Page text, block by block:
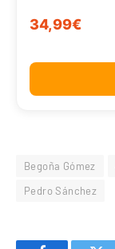
34,99€
Begoña Gómez
Pedro Sánchez